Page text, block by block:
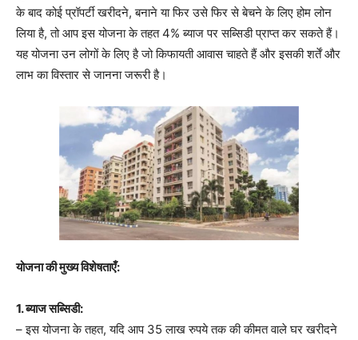
के बाद कोई प्रॉपर्टी खरीदने, बनाने या फिर उसे फिर से बेचने के लिए होम लोन
लिया है, तो आप इस योजना के तहत 4% ब्याज पर सब्सिडी प्राप्त कर सकते हैं।
यह योजना उन लोगों के लिए है जो किफायती आवास चाहते हैं और इसकी शर्तें और
लाभ का विस्तार से जानना जरूरी है।
योजना की मुख्य विशेषताएँ:
1. ब्याज सब्सिडी:
– इस योजना के तहत, यदि आप 35 लाख रुपये तक की कीमत वाले घर खरीदने